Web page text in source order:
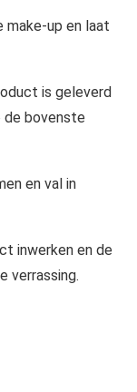
make-up en laat
is geleverd
de bovenste
en val in
inwerken en de
verrassing.